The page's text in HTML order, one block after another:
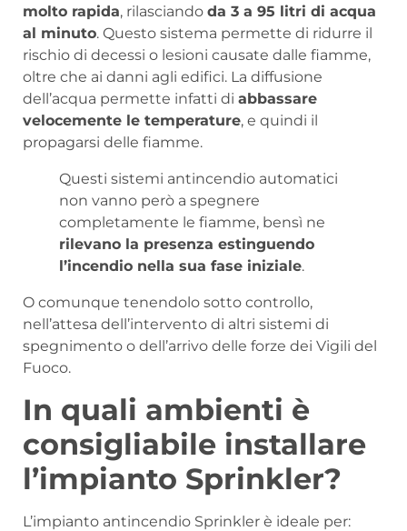
molto rapida, rilasciando da 3 a 95 litri di acqua
al minuto. Questo sistema permette di ridurre il
rischio di decessi o lesioni causate dalle fiamme,
oltre che ai danni agli edifici. La diffusione
dell’acqua permette infatti di abbassare
velocemente le temperature, e quindi il
propagarsi delle fiamme.
Questi sistemi antincendio automatici
non vanno però a spegnere
completamente le fiamme, bensì ne
rilevano la presenza estinguendo
l’incendio nella sua fase iniziale.
O comunque tenendolo sotto controllo,
nell’attesa dell’intervento di altri sistemi di
spegnimento o dell’arrivo delle forze dei Vigili del
Fuoco.
In quali ambienti è
consigliabile installare
l’impianto Sprinkler?
L’impianto antincendio Sprinkler è ideale per: